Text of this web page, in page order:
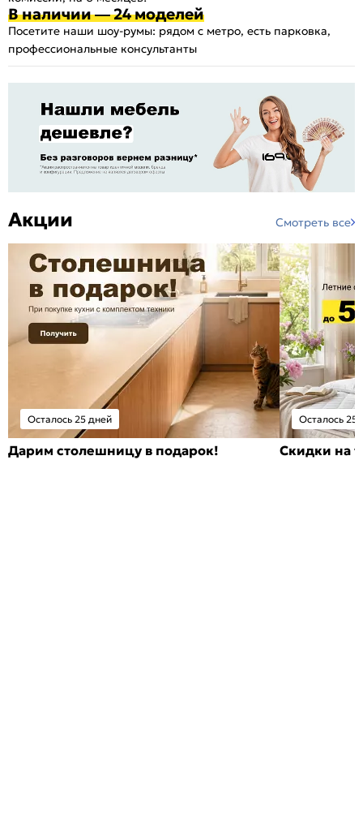
В наличии — 24 моделей
Посетите наши шоу-румы: рядом с метро, есть парковка,
профессиональные консультанты
Акции Смотреть все
Осталось 25 дней
Дарим столешницу в подарок!
Осталось 25
Скидки на